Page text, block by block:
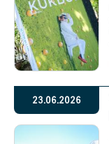
23.06.2026